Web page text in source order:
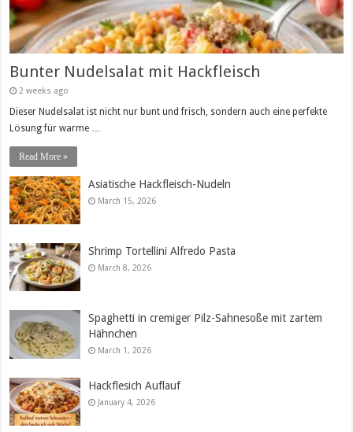
Bunter Nudelsalat mit Hackfleisch
2 weeks ago
Dieser Nudelsalat ist nicht nur bunt und frisch, sondern auch eine perfekte
Lösung für warme …
Read More »
Asiatische Hackfleisch-Nudeln
March 15, 2026
Shrimp Tortellini Alfredo Pasta
March 8, 2026
Spaghetti in cremiger Pilz-Sahnesoße mit zartem
Hähnchen
March 1, 2026
Hackflesich Auflauf
January 4, 2026